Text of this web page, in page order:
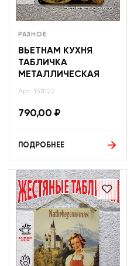
РАЗНОЕ
ВЬЕТНАМ КУХНЯ
ТАБЛИЧКА
МЕТАЛЛИЧЕСКАЯ
Арт: 1311122
790,00 ₽
ПОДРОБНЕЕ